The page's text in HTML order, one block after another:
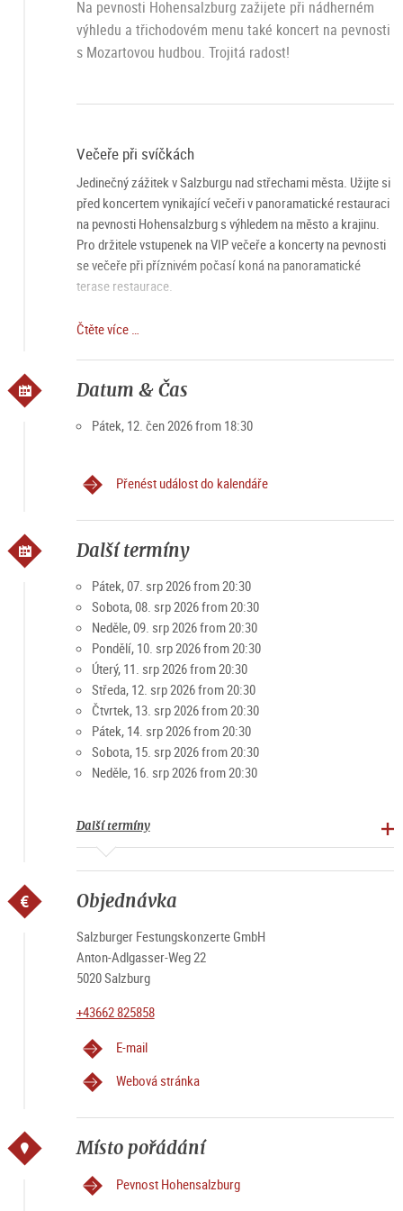
Na pevnosti Hohensalzburg zažijete při nádherném
výhledu a třichodovém menu také koncert na pevnosti
s Mozartovou hudbou. Trojitá radost!
Večeře při svíčkách
Jedinečný zážitek v Salzburgu nad střechami města. Užijte si
před koncertem vynikající večeři v panoramatické restauraci
na pevnosti Hohensalzburg s výhledem na město a krajinu.
Pro držitele vstupenek na VIP večeře a koncerty na pevnosti
se večeře při příznivém počasí koná na panoramatické
terase restaurace.
Koncert na pevnosti
Salzburské Mozartovo ensemble a Mozartský komorní
orchestr hrají pro vás v nejkrásnějších prostorách pevnosti
nejoblíbenější díla od Mozarta po Strausse nad střechami
Salzburgu, spojená s úchvatným a bezkonkurenčním
Nejprodávanější nabídky
navíc možné spojit VIP nabídku s plavbou po Salzachu. K
10% sleva s kartou Salzburg (slevový kód: Card2026) při
online rezervaci přesoficiální web.
Čtěte více …
Datum & Čas
Pátek, 12. čen 2026 from 18:30
Přenést událost do kalendáře
Další termíny
Pátek, 07. srp 2026 from 20:30
Sobota, 08. srp 2026 from 20:30
Neděle, 09. srp 2026 from 20:30
Pondělí, 10. srp 2026 from 20:30
Úterý, 11. srp 2026 from 20:30
Středa, 12. srp 2026 from 20:30
Čtvrtek, 13. srp 2026 from 20:30
Pátek, 14. srp 2026 from 20:30
Sobota, 15. srp 2026 from 20:30
Neděle, 16. srp 2026 from 20:30
Další termíny
Objednávka
Salzburger Festungskonzerte GmbH
Anton-Adlgasser-Weg 22
5020 Salzburg
+43662 825858
E-mail
Webová stránka
Místo pořádání
Pevnost Hohensalzburg